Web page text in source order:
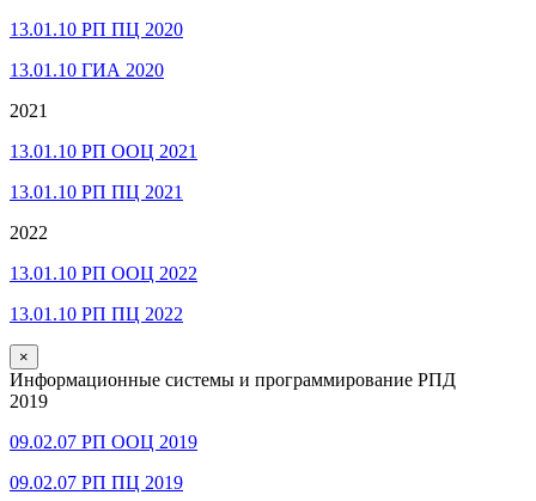
13.01.10 РП ПЦ 2020
13.01.10 ГИА 2020
2021
13.01.10 РП ООЦ 2021
13.01.10 РП ПЦ 2021
2022
13.01.10 РП ООЦ 2022
13.01.10 РП ПЦ 2022
×
Информационные системы и программирование РПД
2019
09.02.07 РП ООЦ 2019
09.02.07 РП ПЦ 2019